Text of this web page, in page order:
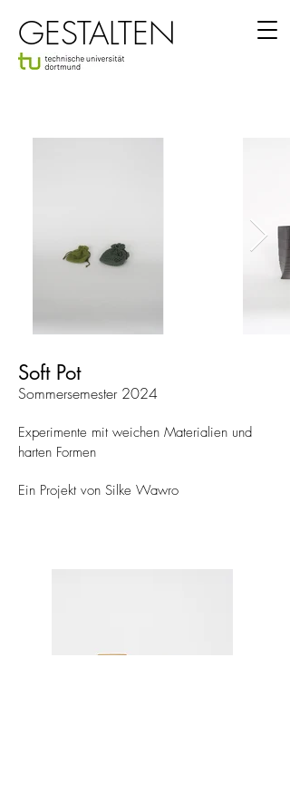
GESTALTEN
Soft Pot
Sommersemester 2024
Experimente mit weichen Materialien und
harten Formen
Ein Projekt von Silke Wawro